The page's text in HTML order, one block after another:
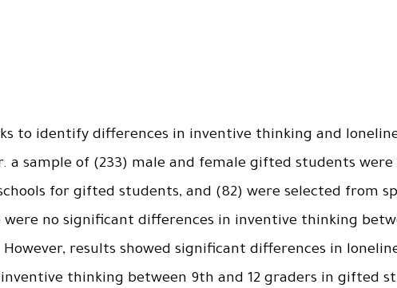
to identify differences in inventive thinking and
a sample of (233) male and female gifted students
for gifted students, and (82) were selected from
were no significant differences in inventive thinking
results showed significant differences in
thinking between 9th and 12 graders in gifted